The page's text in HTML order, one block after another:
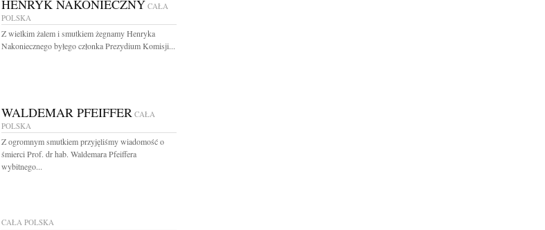
HENRYK NAKONIECZNY CAŁA
POLSKA
Z wielkim żalem i smutkiem żegnamy Henryka
Nakoniecznego byłego członka Prezydium Komisji...
WALDEMAR PFEIFFER CAŁA
POLSKA
Z ogromnym smutkiem przyjęliśmy wiadomość o
śmierci Prof. dr hab. Waldemara Pfeiffera
wybitnego...
CAŁA POLSKA